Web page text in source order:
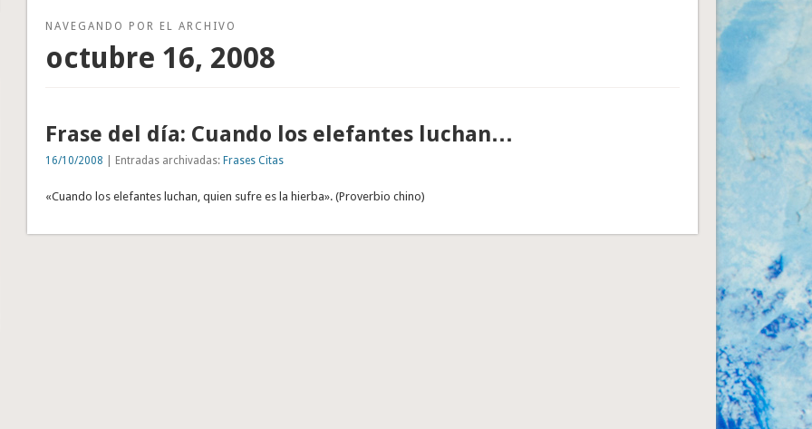
NAVEGANDO POR EL ARCHIVO
octubre 16, 2008
Frase del día: Cuando los elefantes luchan…
16/10/2008 | Entradas archivadas:Frases Citas
«Cuando los elefantes luchan, quien sufre es la hierba». (Proverbio chino)